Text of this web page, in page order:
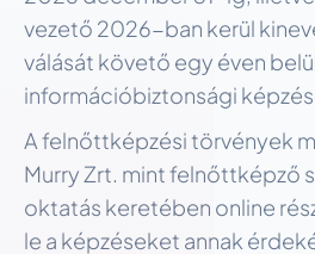
vezető 2026-ban kerül
válását követő egy éven
információbiztonsági
A felnőttképzési törvények
Murry Zrt. mint felnőttképző
oktatás keretében online
le a képzéseket annak